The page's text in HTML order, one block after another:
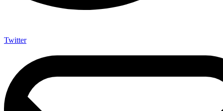
Twitter